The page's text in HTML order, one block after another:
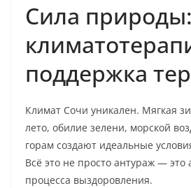
Сила природы:
поддержка
Климат Сочи уникален. Мягкая
лето, обилие зелени, морской
горам создают идеальные
Всё это не просто антураж — это
процесса выздоровления.